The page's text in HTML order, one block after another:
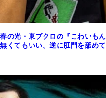
の光・東ブクロの『こわいもん
くてもいい。逆に肛門を舐めて